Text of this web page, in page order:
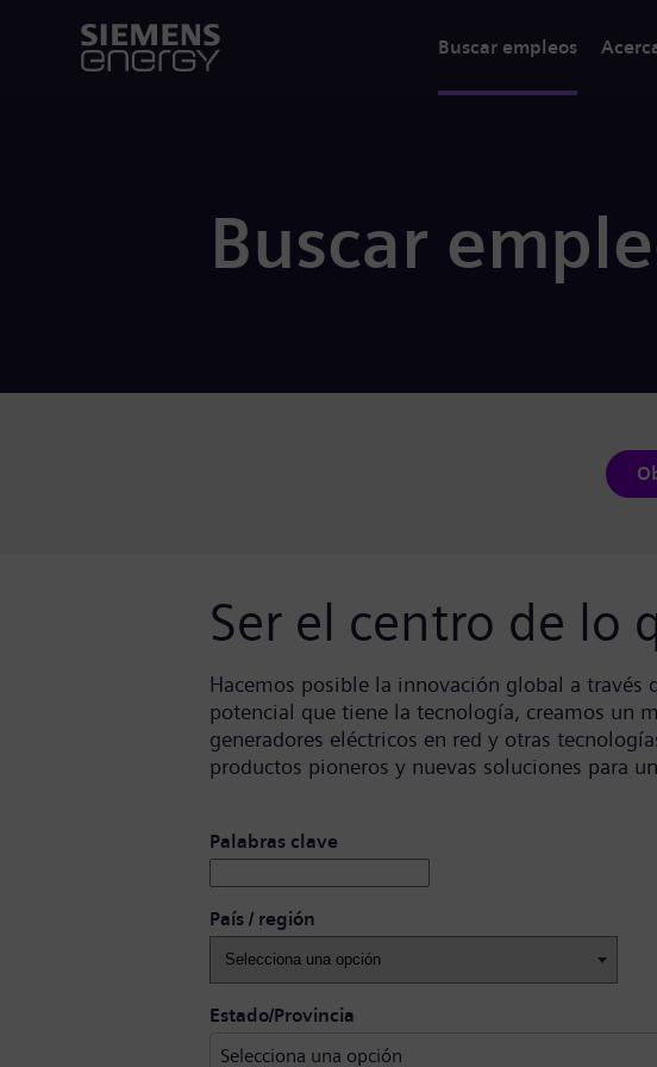
Buscar empleos
Buscar
Ser el centro de lo
Hacemos posible la innovación global a través
potencial que tiene la tecnología, creamos un
generadores eléctricos en red y otras
productos pioneros y nuevas soluciones para
Buscar puestos vacantes
Palabras clave
País / región
Estado/ProvinciaSelecciona una opción
Selecciona una opción